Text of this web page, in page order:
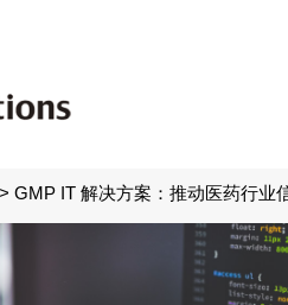
> GMP IT 解决方案：推动医药行业